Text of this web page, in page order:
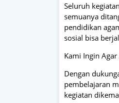
Seluruh
semuanya
pendidikan
sosial bisa
Kami Ingin
Dengan
pembelajaran
kegiatan